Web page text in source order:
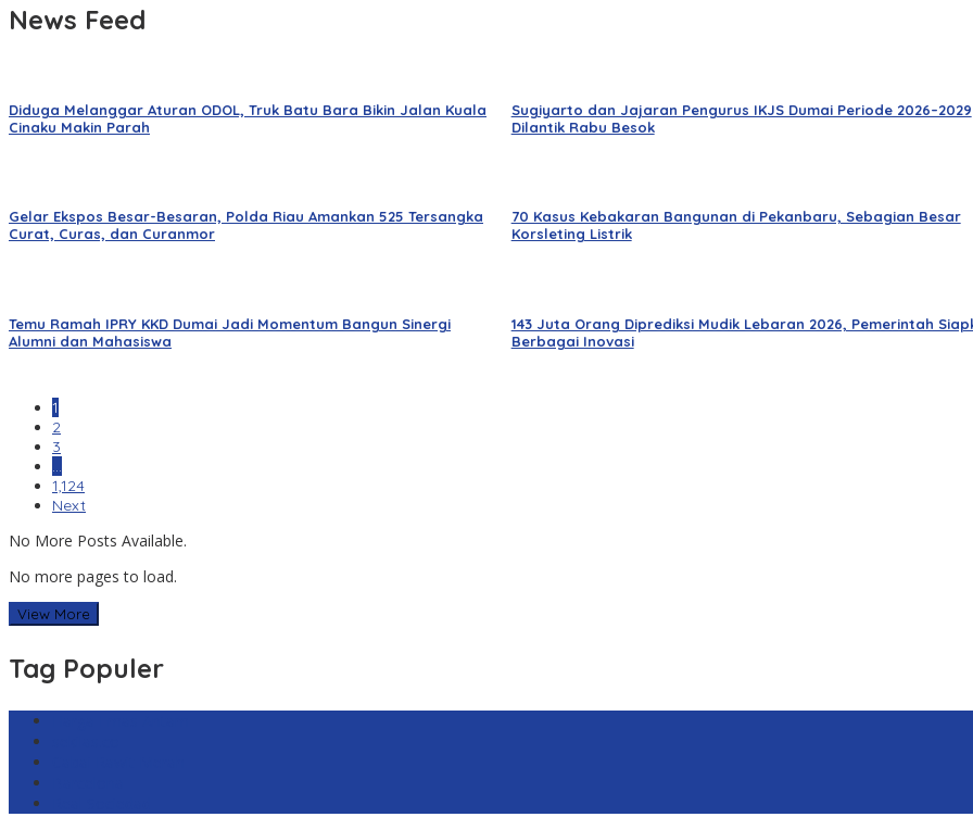
News Feed
Diduga Melanggar Aturan ODOL, Truk Batu Bara Bikin Jalan Kuala
Cinaku Makin Parah
Sugiyarto dan Jajaran Pengurus IKJS Dumai Periode 2026–2029
Dilantik Rabu Besok
Gelar Ekspos Besar-Besaran, Polda Riau Amankan 525 Tersangka
Curat, Curas, dan Curanmor
70 Kasus Kebakaran Bangunan di Pekanbaru, Sebagian Besar
Korsleting Listrik
Temu Ramah IPRY KKD Dumai Jadi Momentum Bangun Sinergi
Alumni dan Mahasiswa
143 Juta Orang Diprediksi Mudik Lebaran 2026, Pemerintah
Berbagai Inovasi
1
2
3
…
1,124
Next
No More Posts Available.
No more pages to load.
View More
Tag Populer